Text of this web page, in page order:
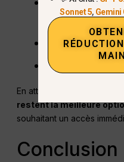
la
Infrastructure
Expansion
En attendant, des
restent la meilleure
souhaitant un accès
Conclusion
Sonnet 5, Gemini